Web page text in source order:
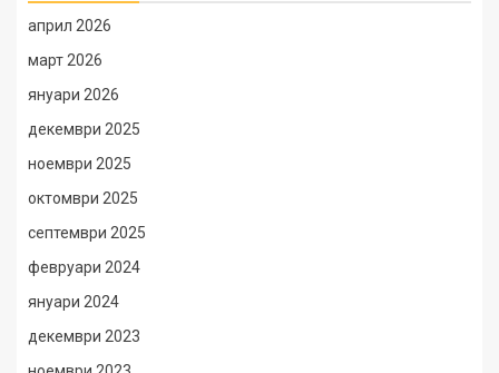
април 2026
март 2026
януари 2026
декември 2025
ноември 2025
октомври 2025
септември 2025
февруари 2024
януари 2024
декември 2023